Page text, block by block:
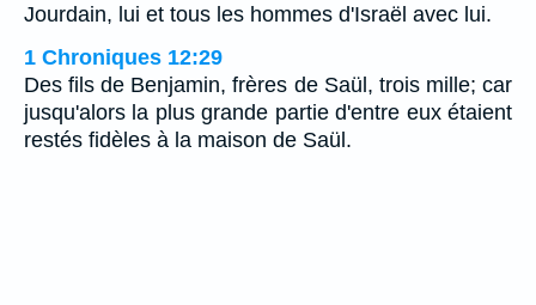
Jourdain, lui et tous les hommes d'Israël avec lui.
1 Chroniques 12:29
Des fils de Benjamin, frères de Saül, trois mille; car
jusqu'alors la plus grande partie d'entre eux étaient
restés fidèles à la maison de Saül.